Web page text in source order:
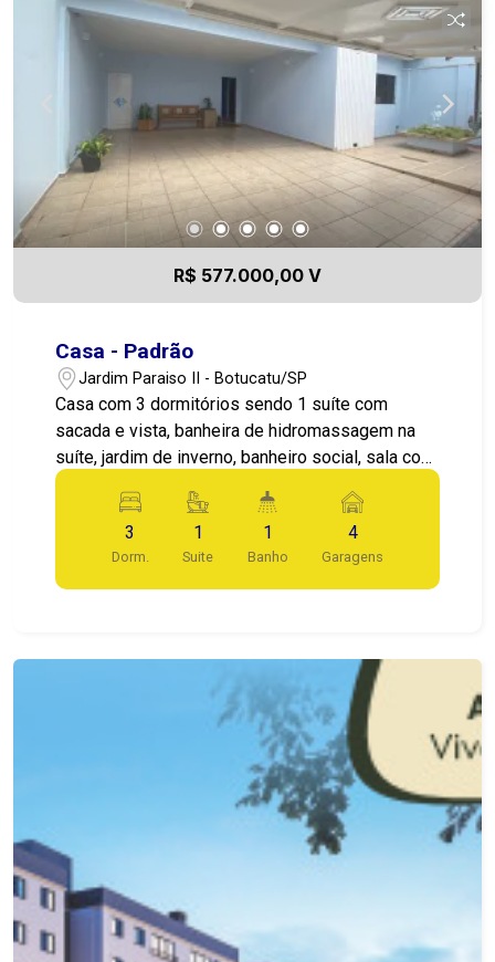
Despensa Lavanderia Banheiro externo Garagem
Localizada em um dos bairros mais desejados
de Botucatu, esta casa oferece um excelente
padrão de vida, com fácil acesso a comércios,
escolas e serviços essenciais. Não perca esta
oportunidade! Agende uma visita e venha
conhecer seu novo lar. ???
R$ 577.000,00 V
Casa - Padrão
Jardim Paraiso II - Botucatu/SP
Casa com 3 dormitórios sendo 1 suíte com
sacada e vista, banheira de hidromassagem na
suíte, jardim de inverno, banheiro social, sala com
lareira e cozinha amplas, garagem coberta para 2
carros e quintal. Muito bem localizada, próximo a
ciclovia e supermercado.
3
Dorm.
1
Suite
1
Banho
4
Garagens